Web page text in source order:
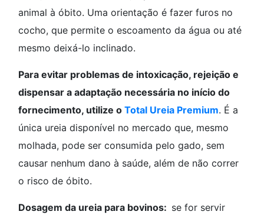
animal à óbito. Uma orientação é fazer furos no
cocho, que permite o escoamento da água ou até
mesmo deixá-lo inclinado.
Para evitar problemas de intoxicação, rejeição e
dispensar a adaptação necessária no início do
fornecimento, utilize o Total Ureia Premium. É a
única ureia disponível no mercado que, mesmo
molhada, pode ser consumida pelo gado, sem
causar nenhum dano à saúde, além de não correr
o risco de óbito.
Dosagem da ureia para bovinos: se for servir